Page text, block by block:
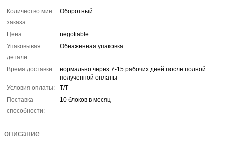
Количество мин
заказа:
Оборотный
Цена:
negotiable
Упаковывая
детали:
Обнаженная упаковка
Время доставки:
нормально через 7-15 рабочих дней после полной
полученной оплаты
Условия оплаты:
T/T
Поставка
способности:
10 блоков в месяц
описание